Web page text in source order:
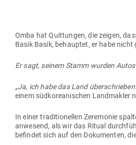
Omba hat Quit­tungen, die zeigen,
Basik Basik, behauptet, er habe
Er sagt, seinem Stamm wurden
„Ja, ich habe das Land
einem süd­ko­rea­ni­schen Land­makler
In einer tra­di­tio­nellen Zere­monie
anwesend, als wir das Ritual
befindet sich auf den Doku­menten,